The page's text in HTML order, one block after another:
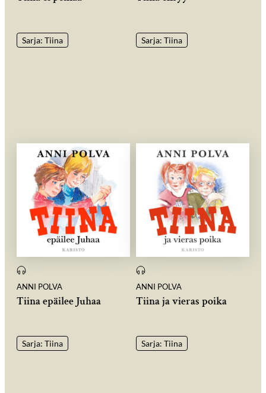
Sarja: Tiina Sarja: Tiina
ANNI POLVA
Tiina epäilee Juhaa
Sarja: Tiina
ANNI POLVA
Tiina ja vieras poika
Sarja: Tiina